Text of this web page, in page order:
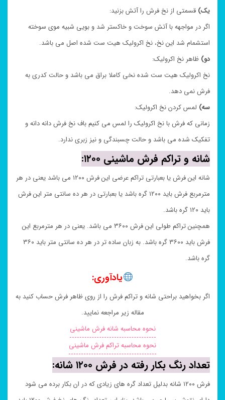
یک) قسمتی از نخ فرش را آتش بزنید:
اگر در مواجهه با آتش سوخت و خاکستر شد و بویی شبیه موی سوخته
استشمام شد این نخ، نخ اکرولیک هیت ست شده اصل می باشد.
دو) ظاهر نخ اکرولیک:
نخ اکرولیک هیت ست شده نخی کاملا براق می باشد و حالت کدری به
فرش نمی دهد.
سه) لمس کردن نخ اکرولیک:
زمانی که فرش با نخ اکرولیک را لمس می کنیم باف نخ فرش دانه دانه و
تفکیک شده می باشد و حالت چسبندگی و نیز زبری ندارد.
شانه و تراکم فرش ماشینی ۱۲۰۰:
شانه این فرش یا بعبارتی تراکم عرضی این فرش ۱۲۰۰ می باشد یعنی در هر
مترمربع فرش باید ۱۲۰۰ گره باشد یا بعبارتی در هر ده سانتی متر این فرش
باید ۱۲۰ گره باشد.
همچنین تراکم طولی این فرش ۳۶۰۰ می باشد. یعنی در هر مترمربع این
فرش باید ۳۶۰۰ گره باشد. به زبان ساده تر در هر ده سانتی متر باید ۳۶۰
گره باشد.
یادآوری:
اگر بخواهید براحتی شانه و تراکم فرش را از روی ظاهر فرش حساب کنید به
مقاله زیر مراجعه نمایید.
نحوه محاسبه شانه فرش ماشینی
نحوه محاسبه تراکم فرش ماشینی
تعداد رنگ بکار رفته در فرش ۱۲۰۰ شانه:
فرش ۱۲۰۰ شانه بدلیل تعداد گره های زیادی که در ان بکار برده می شود